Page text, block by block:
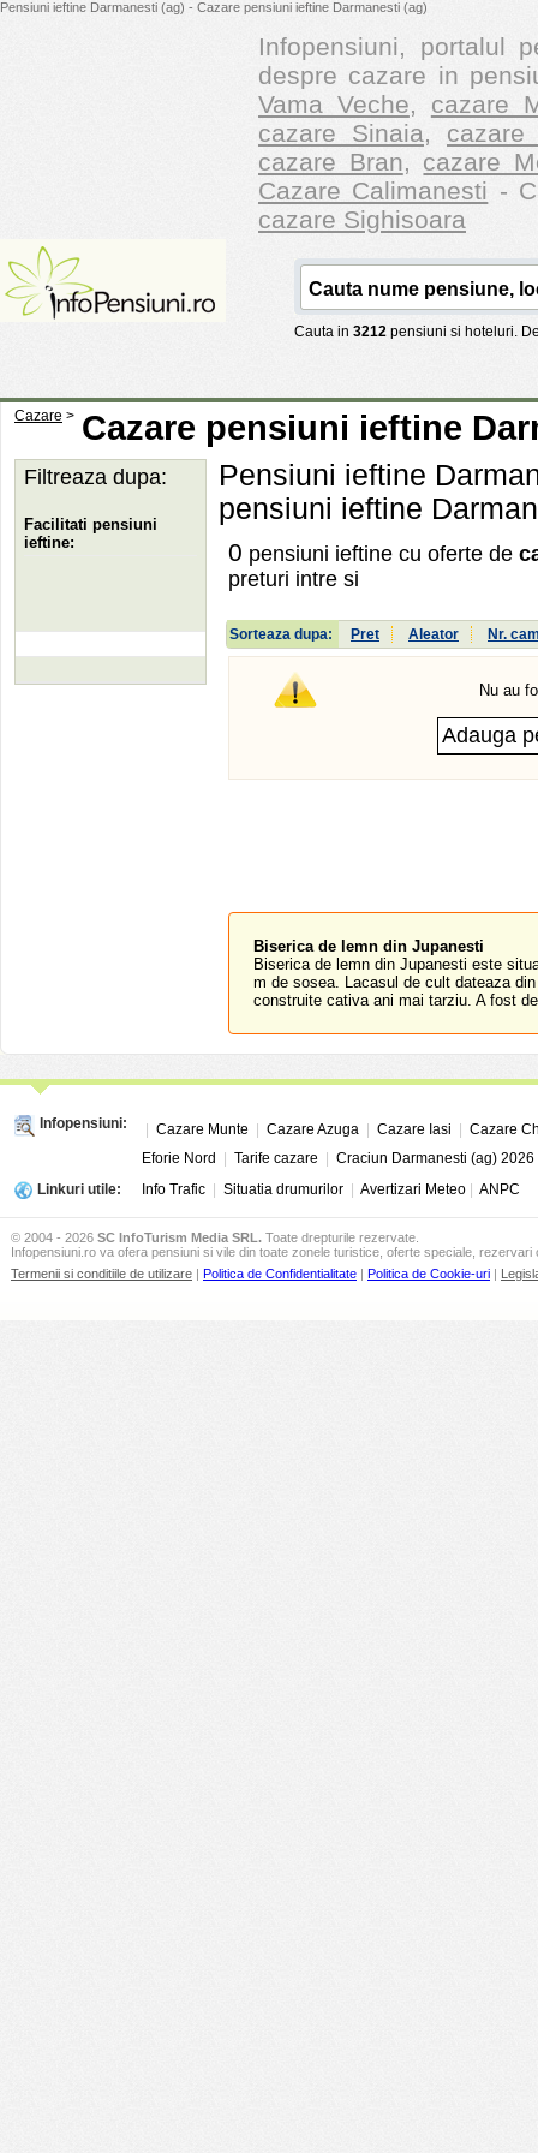
Pensiuni ieftine Darmanesti (ag) - Cazare pensiuni ieftine Darmanesti (ag)
Infopensiuni, portalul
despre cazare in
Vama Veche, cazare
cazare Sinaia, cazare
cazare Bran, cazare
Cazare Calimanesti -
cazare Sighisoara
Cauta in 3212 pensiuni si hoteluri.
Cazare > Cazare pensiuni ieftine
Pensiuni ieftine
pensiuni ieftine
0 pensiuni ieftine cu oferte de
preturi intre si
Sorteaza dupa: Pret Aleator Nr.
Nu au
Biserica de lemn din Jupanesti
Biserica de lemn din Jupanesti este
m de sosea. Lacasul de cult dateaza
construite cativa ani mai tarziu. A fost
Filtreaza dupa:
Facilitati pensiuni
ieftine:
Infopensiuni: Cazare Munte Cazare Azuga Cazare Iasi
Cazare
Eforie Nord
Tarife cazare Craciun Darmanesti (ag) 2026
Linkuri utile:
Info Trafic Situatia drumurilor Avertizari Meteo ANPC
© 2004 - 2026 SC InfoTurism Media SRL. Toate drepturile rezervate.
Infopensiuni.ro va ofera pensiuni si vile din toate zonele turistice, oferte speciale, rezervari
Termenii si conditiile de utilizare
Politica de Confidentialitate Politica de Cookie-uri